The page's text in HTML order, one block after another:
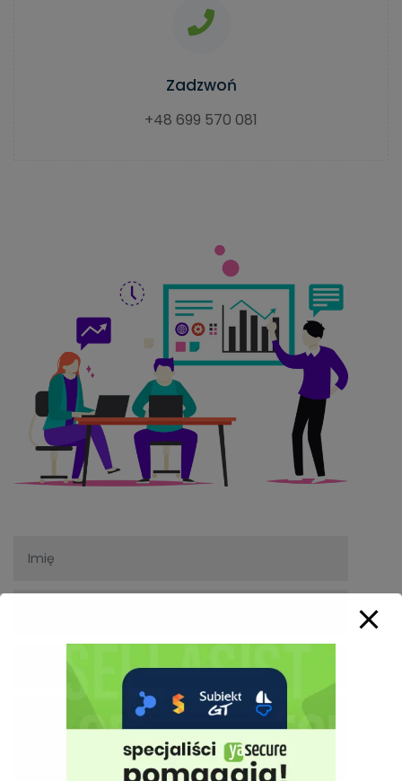
Zadzwoń
+48 699 570 081